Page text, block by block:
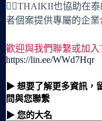
🙋‍♀️THAIKII也協助在
者個案提供專屬的企業
歡迎與我們聯繫或加入
https://lin.ee/WWd7Hqr
▶ 想要了解更多資訊，
問與您聯繫
▶ 您的大名